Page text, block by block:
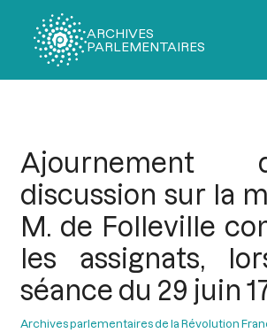
ARCHIVES
PARLEMENTAIRES
discussion sur la
M. de Folleville
les assignats,
séance du 29 juin
Archives parlementaires de la Révolution